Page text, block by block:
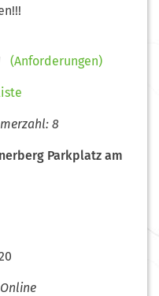
(Anforderungen)
8
Parkplatz am